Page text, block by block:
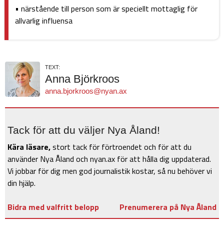
• närstående till person som är speciellt mottaglig för
allvarlig influensa
TEXT:
Anna Björkroos
anna.bjorkroos@nyan.ax
Tack för att du väljer Nya Åland!
Kära läsare,stort tack för förtroendet och för att du
använder Nya Åland och nyan.ax för att hålla dig uppdaterad.
Vi jobbar för dig men god journalistik kostar, så nu behöver vi
din hjälp.
Bidra med valfritt belopp
Prenumerera på Nya Åland